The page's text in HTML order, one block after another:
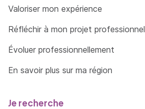
Valoriser mon expérience
Réfléchir à mon projet professionnel
Évoluer professionnellement
En savoir plus sur ma région
Je recherche